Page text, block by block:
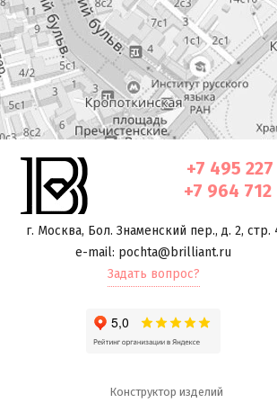
+7 495
+7 964
г. Москва, Бол. Знаменский пер., д. 2, стр.
e-mail: pochta@brilliant.ru
Задать вопрос?
Конструктор изделий